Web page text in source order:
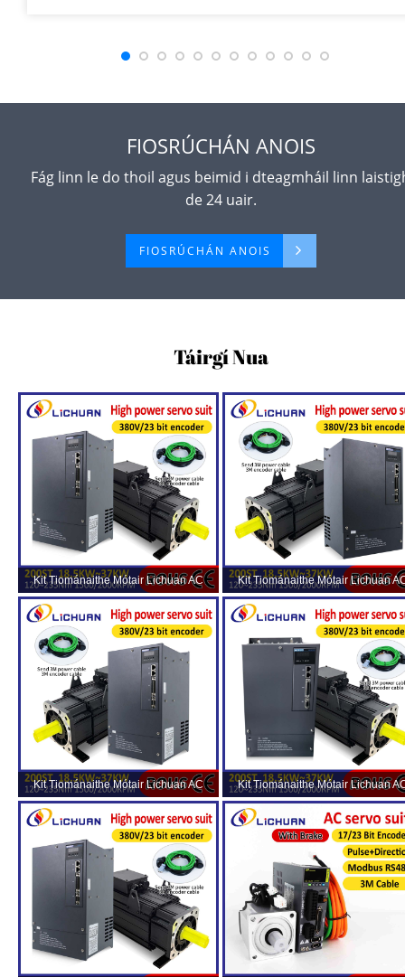
FIOSRÚCHÁN ANOIS
Fág linn le do thoil agus beimid i dteagmháil linn
de 24 uair.
FIOSRÚCHÁN ANOIS
Táirgí Nua
Kit Tiománaithe Mótair Lichuan AC
Servo HIGH POWER 235N.m 37KW
AC380V 73A 1500/2000RPM IP65
Kit Tiománaithe Mótair Lichuan
Servo HIGH POWER 191N.m
AC380V 52A 1500/2000RPM
Kit Tiománaithe Mótair Lichuan AC
Servo HIGH POWER 140N.m 22KW
AC380V 44.7A 1500/2000RPM IP65
Kit Tiománaithe Mótair Lichuan
Servo HIGH POWER 88N.m
AC380V 31.6A 1500/2000RPM